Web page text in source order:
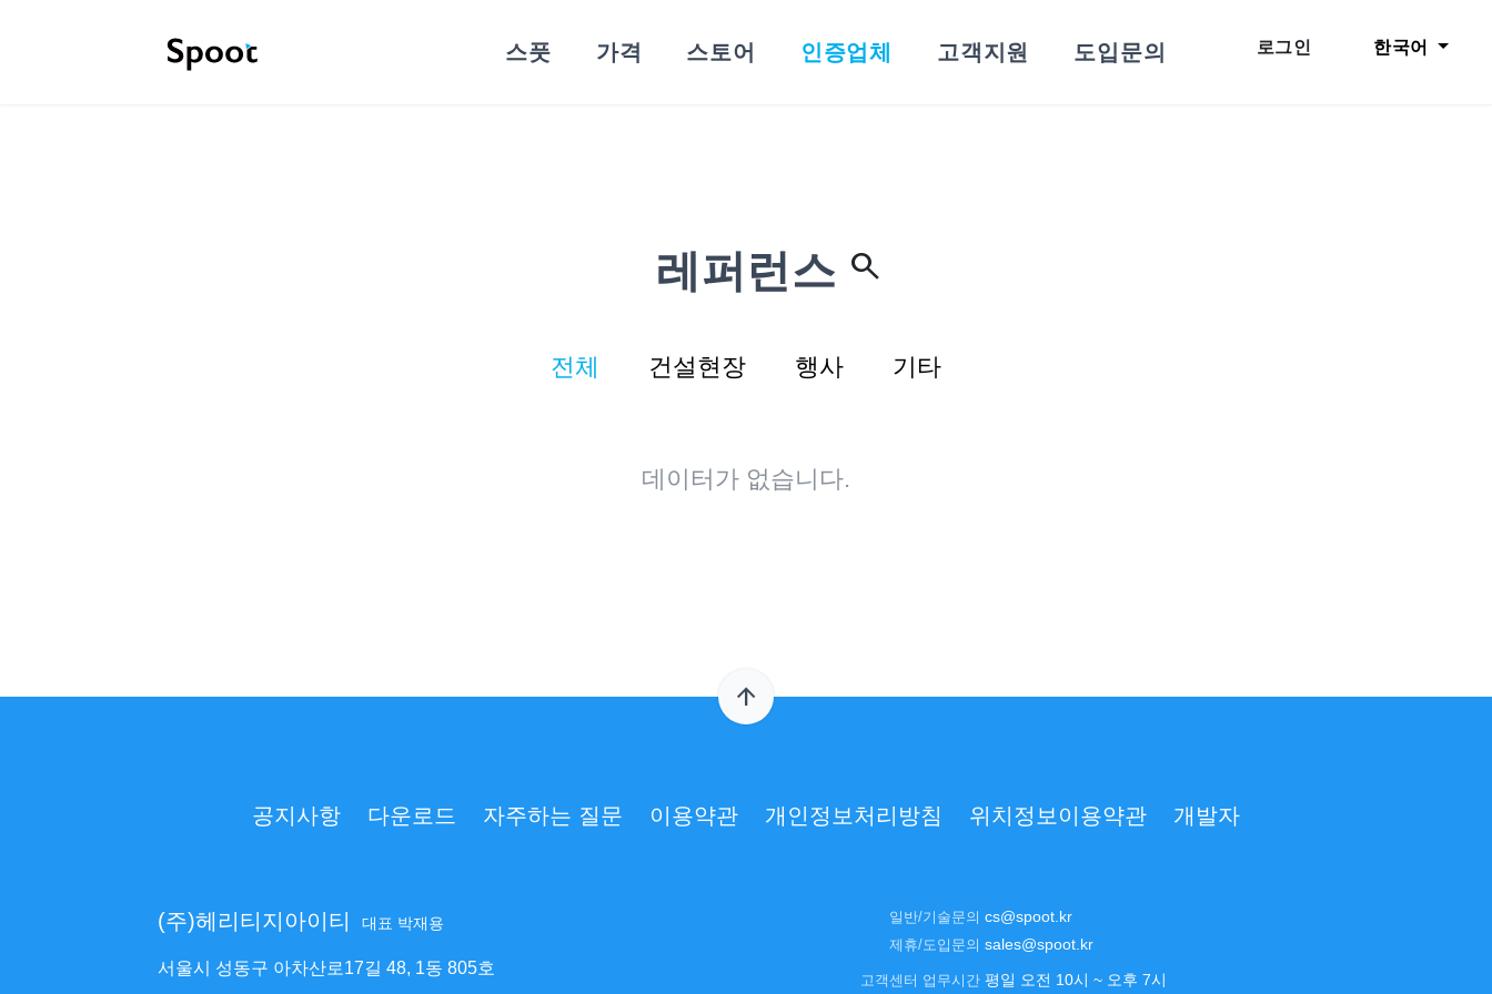
로그인 한국어
스풋 가격 스토어 인증업체 고객지원 도입문의
레퍼런스 search
전체 건설현장 행사 기타
데이터가 없습니다.
공지사항 다운로드 자주하는 질문 이용약관 개인정보처리방침 위치정보이용약관 개발자
(주)헤리티지아이티 대표 박재용
서울시 성동구 아차산로17길 48, 1동 805호
일반/기술문의 cs@spoot.kr
제휴/도입문의 sales@spoot.kr
고객센터 업무시간 평일 오전 10시 ~ 오후 7시
arrow_upward